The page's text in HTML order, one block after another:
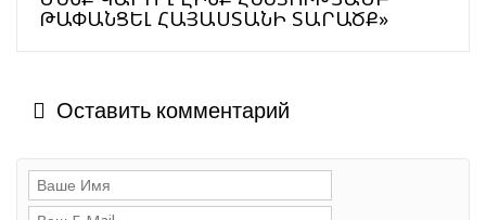
ԹԱՓԱՆՑԵԼ ՀԱՅԱՍՏԱՆԻ ՏԱՐԱԾՔ»
Оставить комментарий